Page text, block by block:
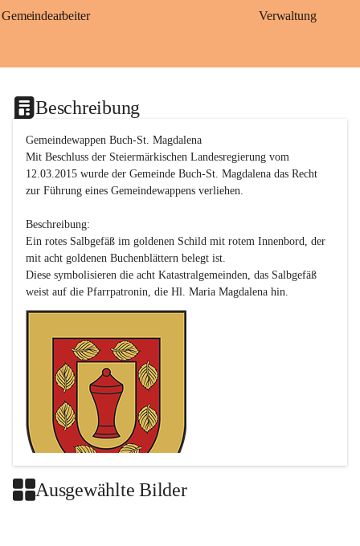
Gemeindearbeiter Verwaltung
Beschreibung
Gemeindewappen Buch-St. Magdalena
Mit Beschluss der Steiermärkischen Landesregierung vom
12.03.2015 wurde der Gemeinde Buch-St. Magdalena das Recht
zur Führung eines Gemeindewappens verliehen.
Beschreibung:
Ein rotes Salbgefäß im goldenen Schild mit rotem Innenbord, der
mit acht goldenen Buchenblättern belegt ist.
Diese symbolisieren die acht Katastralgemeinden, das Salbgefäß
Ausgewählte Bilder